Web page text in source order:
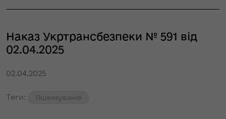
Наказ Укртрансбезпеки № 591 від
02.04.2025
02.04.2025
Теги: Ліцензування